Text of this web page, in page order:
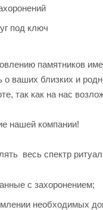
под ключ
памятников
о ваших близких и
так как на нас
нашей компании!
весь спектр
с захоронением;
необходимых